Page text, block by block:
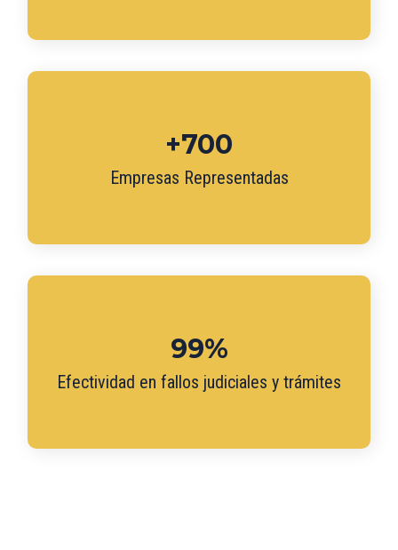
+700
Empresas Representadas
99%
Efectividad en fallos judiciales y trámites